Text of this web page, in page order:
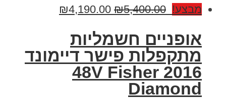
מבצע!
₪5,400.00
₪4,190.00
אופניים חשמליות
מתקפלות פישר דיימונד
2016 48V Fisher
Diamond